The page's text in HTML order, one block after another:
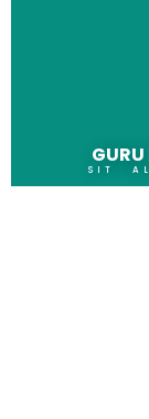
SIT AL